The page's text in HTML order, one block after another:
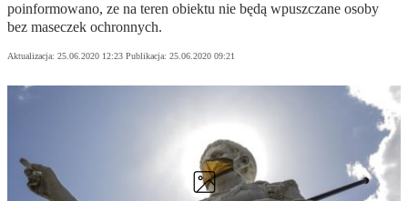
poinformowano, ze na teren obiektu nie będą wpuszczane osoby
bez maseczek ochronnych.
Aktualizacja: 25.06.2020 12:23 Publikacja: 25.06.2020 09:21